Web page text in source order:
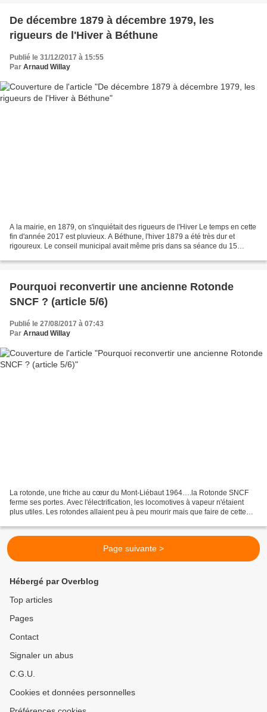
De décembre 1879 à décembre 1979, les
rigueurs de l'Hiver à Béthune
Publié le 31/12/2017 à 15:55
Par Arnaud Willay
A la mairie, en 1879, on s'inquiétait des rigueurs de l'Hiver Le temps en cette
fin d'année 2017 est pluvieux. A Béthune, l'hiver 1879 a été très dur et
rigoureux. Le conseil municipal avait même pris dans sa séance du 15
Pourquoi reconvertir une ancienne Rotonde
SNCF ? (article 5/6)
Publié le 27/08/2017 à 07:43
Par Arnaud Willay
La rotonde, une friche au cœur du Mont-Liébaut 1964….la Rotonde SNCF
ferme ses portes. Avec l'électrification, les locomotives à vapeur n'étaient
plus utiles. Les rotondes allaient peu à peu mourir mais que faire de cette
Page suivante >
Hébergé par Overblog
Top articles
Pages
Contact
Signaler un abus
C.G.U.
Cookies et données personnelles